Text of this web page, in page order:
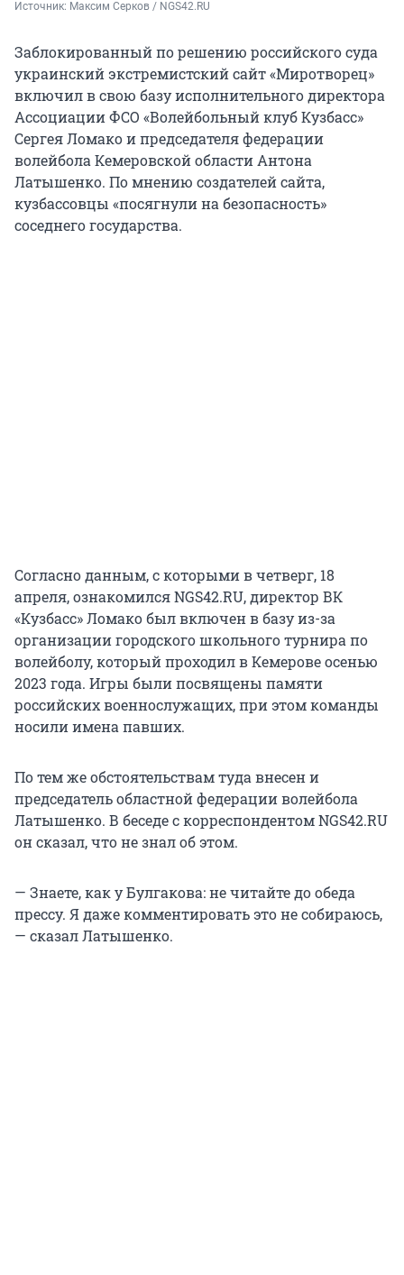
Источник: Максим Серков / NGS42.RU
Заблокированный по решению российского суда
украинский экстремистский сайт «Миротворец»
включил в свою базу исполнительного директора
Ассоциации ФСО «Волейбольный клуб Кузбасс»
Сергея Ломако и председателя федерации
волейбола Кемеровской области Антона
Латышенко. По мнению создателей сайта,
кузбассовцы «посягнули на безопасность»
соседнего государства.
Согласно данным, с которыми в четверг, 18
апреля, ознакомился NGS42.RU, директор ВК
«Кузбасс» Ломако был включен в базу из-за
организации городского школьного турнира по
волейболу, который проходил в Кемерове осенью
2023 года. Игры были посвящены памяти
российских военнослужащих, при этом команды
носили имена павших.
По тем же обстоятельствам туда внесен и
председатель областной федерации волейбола
Латышенко. В беседе с корреспондентом NGS42.RU
он сказал, что не знал об этом.
— Знаете, как у Булгакова: не читайте до обеда
прессу. Я даже комментировать это не собираюсь,
— сказал Латышенко.